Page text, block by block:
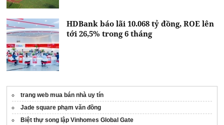
HDBank báo lãi 10.068 tỷ đồng, ROE lên
tới 26,5% trong 6 tháng
trang web mua bán nhà uy tín
Jade square phạm văn đồng
Biệt thự song lập Vinhomes Global Gate